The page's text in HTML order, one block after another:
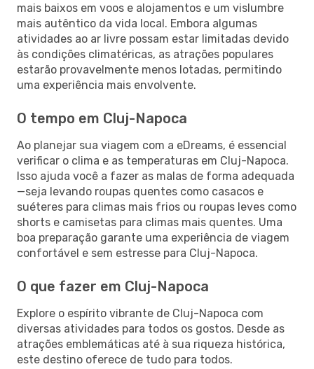
mais baixos em voos e alojamentos e um vislumbre
mais autêntico da vida local. Embora algumas
atividades ao ar livre possam estar limitadas devido
às condições climatéricas, as atrações populares
estarão provavelmente menos lotadas, permitindo
uma experiência mais envolvente.
O tempo em Cluj-Napoca
Ao planejar sua viagem com a eDreams, é essencial
verificar o clima e as temperaturas em Cluj-Napoca.
Isso ajuda você a fazer as malas de forma adequada
—seja levando roupas quentes como casacos e
suéteres para climas mais frios ou roupas leves como
shorts e camisetas para climas mais quentes. Uma
boa preparação garante uma experiência de viagem
confortável e sem estresse para Cluj-Napoca.
O que fazer em Cluj-Napoca
Explore o espírito vibrante de Cluj-Napoca com
diversas atividades para todos os gostos. Desde as
atrações emblemáticas até à sua riqueza histórica,
este destino oferece de tudo para todos.